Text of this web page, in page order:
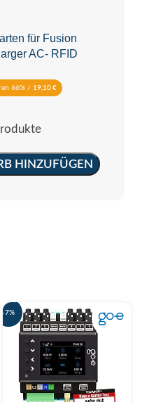
für Fusion
AC- RFID
66% / 19,10 €
HINZUFÜGEN
-7%